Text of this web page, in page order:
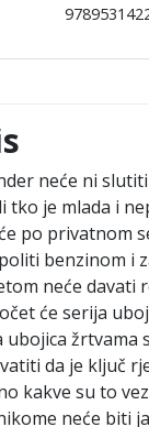
neće ni
tko je mlada i
po privatnom
benzinom i
neće davati
će serija
ubojica žrtvama
da je ključ
kakve su to
neće biti